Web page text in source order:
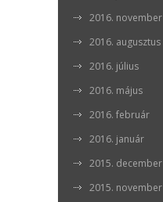
2016. november
2016. augusztus
2016. július
2016. május
2016. február
2016. január
2015. december
2015. november